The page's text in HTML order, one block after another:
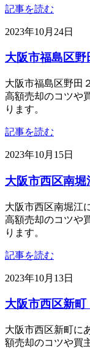
記事を読む
2023年10月24日
大阪市福島区野
大阪市福島区野田
高額売却のコツや
ります。
記事を読む
2023年10月15日
大阪市西区南堀
大阪市西区南堀江
高額売却のコツや
ります。
記事を読む
2023年10月13日
大阪市西区新町
大阪市西区新町に
額売却のコツや買